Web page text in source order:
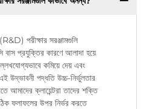
পরীক্ষার সরঞ্জামগুলি
বাস প্রযুক্তির কারণে আলাদা হয়ে
কমিয়ে দেয় এবং
উদ্ভাবনী পদ্ধতি উচ্চ-নির্ভুলতার
আমাদের ক্লায়েন্টরা তাদের শক্তি
ফলাফলের উপর নির্ভর করতে